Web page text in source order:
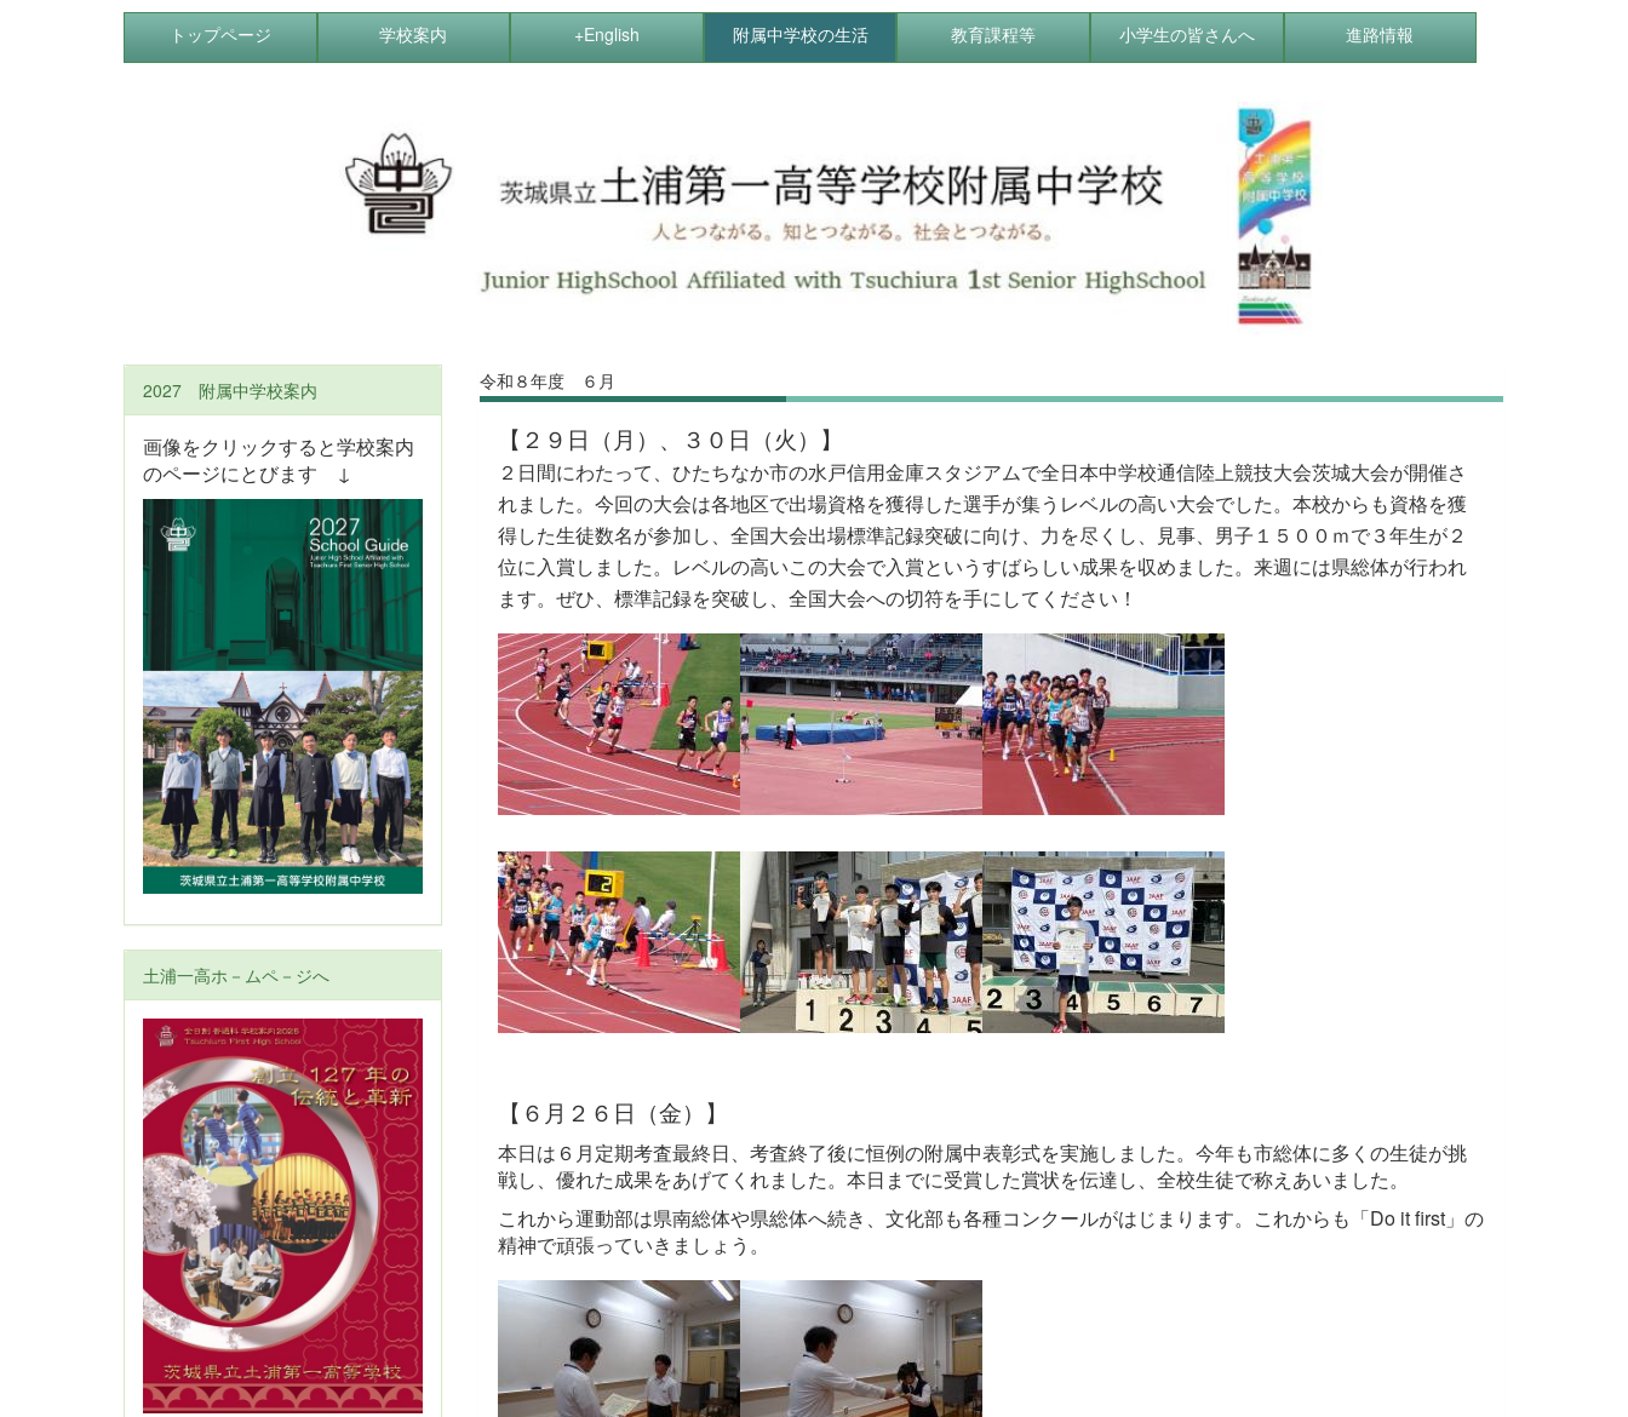
トップページ 学校案内 +English 附属中学校の生活 教育課程等 小学生の皆さんへ 進路情報
令和８年度 ６月
【２９日（月）、３０日（火）】
２日間にわたって、ひたちなか市の水戸信用金庫スタジアムで全日本中学校通信陸上競技大会茨城大会が開催さ
れました。今回の大会は各地区で出場資格を獲得した選手が集うレベルの高い大会でした。本校からも資格を獲
得した生徒数名が参加し、全国大会出場標準記録突破に向け、力を尽くし、見事、男子１５００ｍで３年生が２
位に入賞しました。レベルの高いこの大会で入賞というすばらしい成果を収めました。来週には県総体が行われ
ます。ぜひ、標準記録を突破し、全国大会への切符を手にしてください！
【６月２６日（金）】
本日は６月定期考査最終日、考査終了後に恒例の附属中表彰式を実施しました。今年も市総体に多くの生徒が挑
戦し、優れた成果をあげてくれました。本日までに受賞した賞状を伝達し、全校生徒で称えあいました。
これから運動部は県南総体や県総体へ続き、文化部も各種コンクールがはじまります。これからも「Do it first」の
精神で頑張っていきましょう。
2027 附属中学校案内
画像をクリックすると学校案内
のページにとびます ↓
土浦一高ホ－ムペ－ジへ